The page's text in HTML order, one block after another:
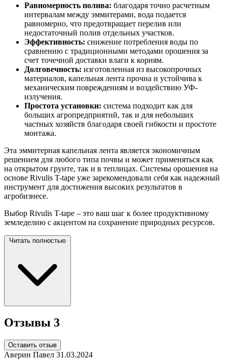
Равномерность полива: благодаря точно расчетным
интервалам между эммитерами, вода подается
равномерно, что предотвращает перелив или
недостаточный полив отдельных участков.
Эффективность: снижение потребления воды по
сравнению с традиционными методами орошения за
счет точечной доставки влаги к корням.
Долговечность: изготовленная из высокопрочных
материалов, капельная лента прочна и устойчива к
механическим повреждениям и воздействию УФ-
излучения.
Простота установки: система подходит как для
больших агропредприятий, так и для небольших
частных хозяйств благодаря своей гибкости и простоте
монтажа.
Эта эммитерная капельная лента является экономичным
решением для любого типа почвы и может применяться как
на открытом грунте, так и в теплицах. Системы орошения на
основе Rivulis T-tape уже зарекомендовали себя как надежный
инструмент для достижения высоких результатов в
агробизнесе.
Выбор Rivulis T-tape – это ваш шаг к более продуктивному
земледелию с акцентом на сохранение природных ресурсов.
Читать полностью
Отзывы 3
Оставить отзыв
Аверин Павел 31.03.2024